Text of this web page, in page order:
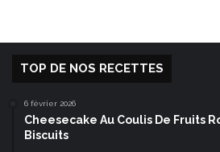
TOP DE NOS RECETTES
6 février 2026
Cheesecake Au Coulis De Fruits
Biscuits